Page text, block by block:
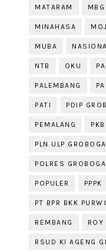
MATARAM MBG
MINAHASA
MUBA
NTB OKU
PALEMBANG
PATI PDIP
PEMALANG
PLN ULP
POLRES
POPULER PPPK
PT BPR BKK
REMBANG ROY
RSUD KI AGENG